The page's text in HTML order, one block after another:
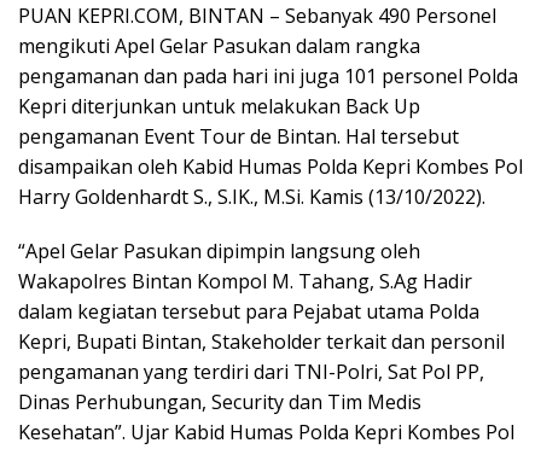
PUAN KEPRI.COM, BINTAN – Sebanyak 490 Personel
mengikuti Apel Gelar Pasukan dalam rangka
pengamanan dan pada hari ini juga 101 personel Polda
Kepri diterjunkan untuk melakukan Back Up
pengamanan Event Tour de Bintan. Hal tersebut
disampaikan oleh Kabid Humas Polda Kepri Kombes Pol
Harry Goldenhardt S., S.IK., M.Si. Kamis (13/10/2022).
“Apel Gelar Pasukan dipimpin langsung oleh
Wakapolres Bintan Kompol M. Tahang, S.Ag Hadir
dalam kegiatan tersebut para Pejabat utama Polda
Kepri, Bupati Bintan, Stakeholder terkait dan personil
pengamanan yang terdiri dari TNI-Polri, Sat Pol PP,
Dinas Perhubungan, Security dan Tim Medis
Kesehatan”. Ujar Kabid Humas Polda Kepri Kombes Pol